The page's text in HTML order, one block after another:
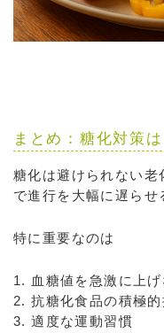
まとめ：糖化対策
糖化は避けられない
で進行を大幅に遅らせ
特に重要なのは
1. 血糖値を急激に上
2. 抗糖化食品の積極的
3. 適度な運動習慣